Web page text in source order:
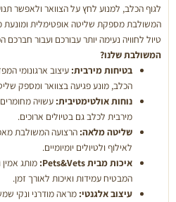
לגוף הכלב, למנוע לחץ על הצוואר ולאפשר
המשולבת מספקת שליטה אופטימלית ומונעת
טיול לחוויה נעימה יותר עבורכם ועבור חברכם
המשולבת שלנו?
בטיחות מירבית: עיצוב ארגונומי
הכלב, מונע פגיעה בצוואר ומספק
נוחות אולטימטיבית: עשויה
מירבית לכלב גם בטיולים ארוכים.
שליטה מלאה: הרצועה המשולבת
לאילוף ולטיולים יומיומיים.
איכות מבית Pets&Vets:
מותג
המבטיח עמידות ואיכות לאורך זמן.
עיצוב אלגנטי: מראה מודרני ונקי